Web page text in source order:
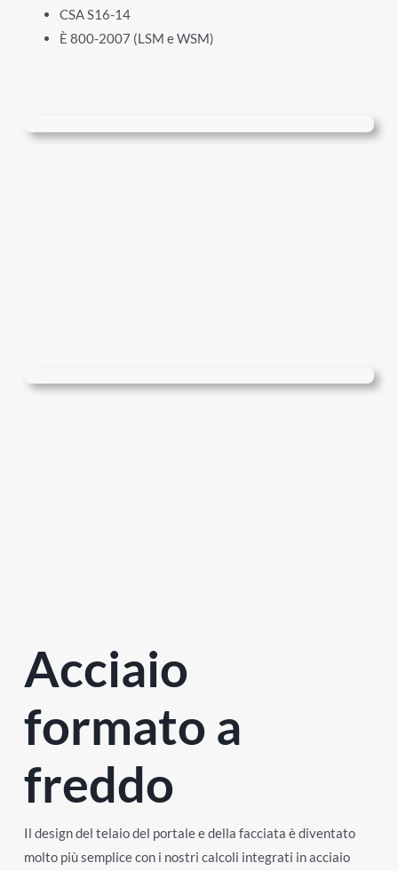
CSA S16-14
È 800-2007 (LSM e WSM)
Acciaio
formato a
freddo
Il design del telaio del portale e della facciata è diventato
molto più semplice con i nostri calcoli integrati in acciaio